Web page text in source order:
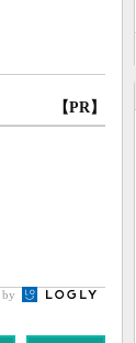
【PR】
by